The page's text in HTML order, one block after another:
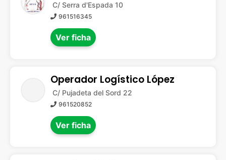
C/ Serra d'Espada 10
961516345
Ver ficha
Operador Logístico López
C/ Pujadeta del Sord 22
961520852
Ver ficha